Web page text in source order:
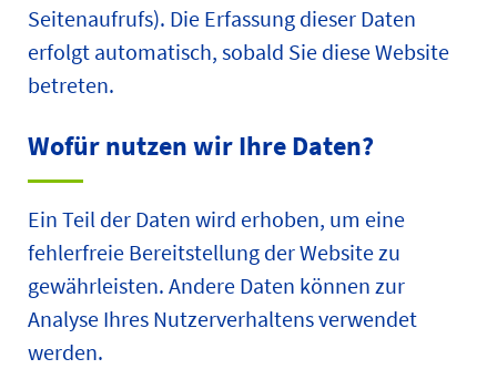
Seitenaufrufs). Die Erfassung dieser Daten
erfolgt automatisch, sobald Sie diese Website
betreten.
Wofür nutzen wir Ihre Daten?
Ein Teil der Daten wird erhoben, um eine
fehlerfreie Bereitstellung der Website zu
gewährleisten. Andere Daten können zur
Analyse Ihres Nutzerverhaltens verwendet
werden.